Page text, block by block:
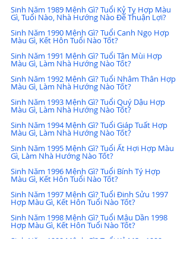
Sinh Năm 1989 Mệnh Gì? Tuổi Kỷ Tỵ Hợp Màu
Gì, Tuổi Nào, Nhà Hướng Nào Để Thuận Lợi?
Sinh Năm 1990 Mệnh Gì? Tuổi Canh Ngọ Hợp
Màu Gì, Kết Hôn Tuổi Nào Tốt?
Sinh Năm 1991 Mệnh Gì? Tuổi Tân Mùi Hợp
Màu Gì, Làm Nhà Hướng Nào Tốt?
Sinh Năm 1992 Mệnh Gì? Tuổi Nhâm Thân Hợp
Màu Gì, Làm Nhà Hướng Nào Tốt?
Sinh Năm 1993 Mệnh Gì? Tuổi Quý Dậu Hợp
Màu Gì, Làm Nhà Hướng Nào Tốt?
Sinh Năm 1994 Mệnh Gì? Tuổi Giáp Tuất Hợp
Màu Gì, Làm Nhà Hướng Nào Tốt?
Sinh Năm 1995 Mệnh Gì? Tuổi Ất Hợi Hợp Màu
Gì, Làm Nhà Hướng Nào Tốt?
Sinh Năm 1996 Mệnh Gì? Tuổi Bính Tý Hợp
Màu Gì, Kết Hôn Tuổi Nào Tốt?
Sinh Năm 1997 Mệnh Gì? Tuổi Đinh Sửu 1997
Hợp Màu Gì, Kết Hôn Tuổi Nào Tốt?
Sinh Năm 1998 Mệnh Gì? Tuổi Mậu Dần 1998
Hợp Màu Gì, Kết Hôn Tuổi Nào Tốt?
Sinh Năm 1999 Mệnh Gì? Tuổi Kỷ Mão 1999